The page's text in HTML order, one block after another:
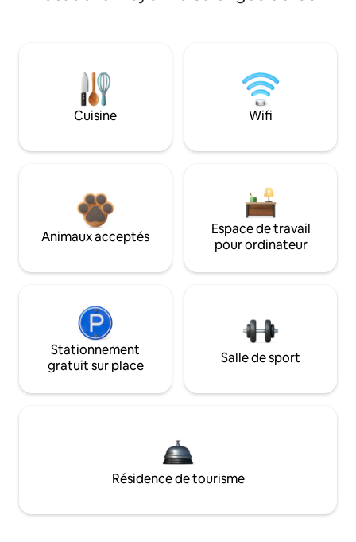
Cuisine Wifi
Animaux acceptés
Espace de travail
pour ordinateur
Stationnement
gratuit sur place
Salle de sport
Résidence de tourisme